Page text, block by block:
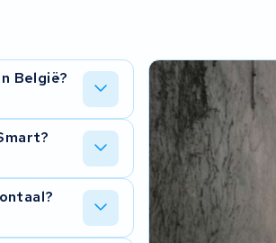
België?
retour. Je
cellen die niet
getest onder